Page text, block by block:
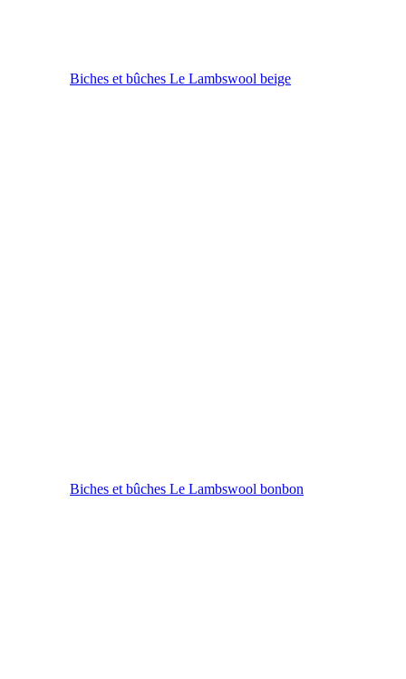
Biches et bûches Le Lambswool beige
Biches et bûches Le Lambswool bonbon